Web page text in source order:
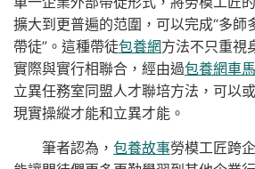
擴大到更普遍的范圍，可以完成“多師
帶徒”。這種帶徒包養網方法不只重視
實際與實行相聯合，經由過包養網車
立異任務室同盟人才聯培方法，可以
現實操縱才能和立異才能。
筆者認為， 包養故事勞模工匠跨